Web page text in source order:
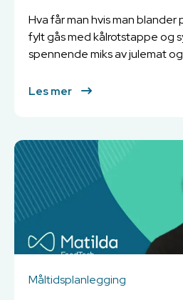
Hva får man hvis man
fylt gås med kålrotstappe og
spennende miks av julemat
Les mer
Måltidsplanlegging